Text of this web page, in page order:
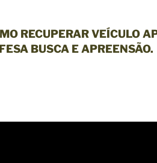
RECUPERAR VEÍCULO
BUSCA E APREENSÃO.